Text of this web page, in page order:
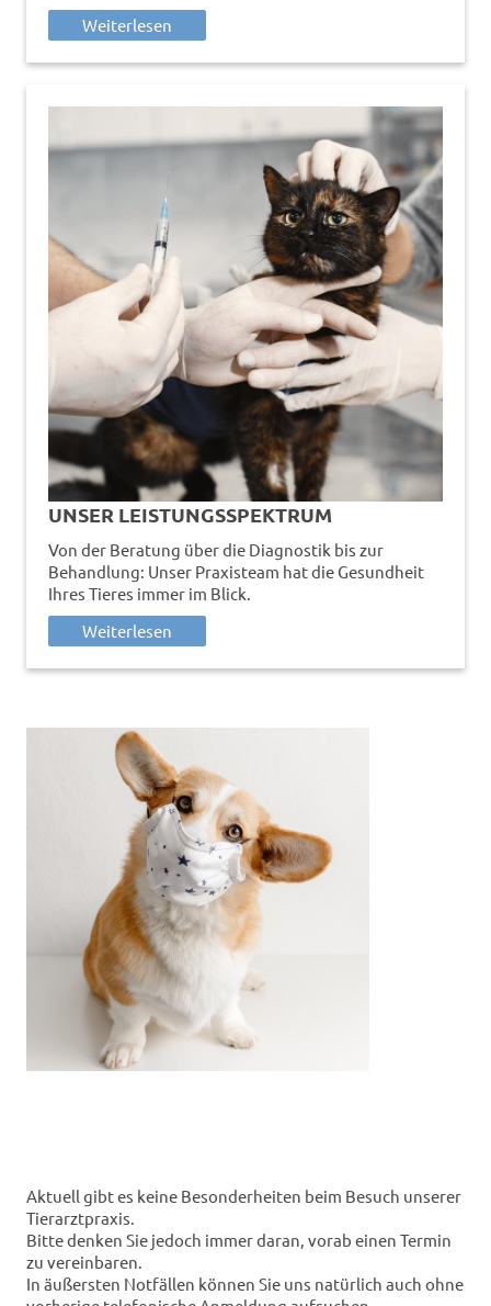
Weiterlesen
UNSER LEISTUNGSSPEKTRUM
Von der Beratung über die Diagnostik bis zur
Behandlung: Unser Praxisteam hat die Gesundheit
Ihres Tieres immer im Blick.
Weiterlesen
Aktuell gibt es keine Besonderheiten beim Besuch unserer
Tierarztpraxis.
Bitte denken Sie jedoch immer daran, vorab einen Termin
zu vereinbaren.
In äußersten Notfällen können Sie uns natürlich auch ohne